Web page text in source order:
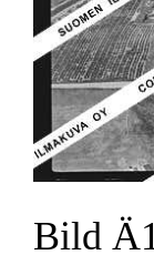
Bild